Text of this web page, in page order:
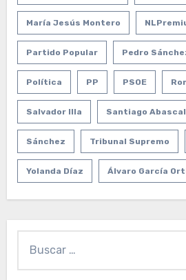
María Jesús Montero
Partido Popular Pedro
Política PP PSOE
Salvador Illa Santiago Abascal
Sánchez Tribunal Supremo
Yolanda Díaz Álvaro García